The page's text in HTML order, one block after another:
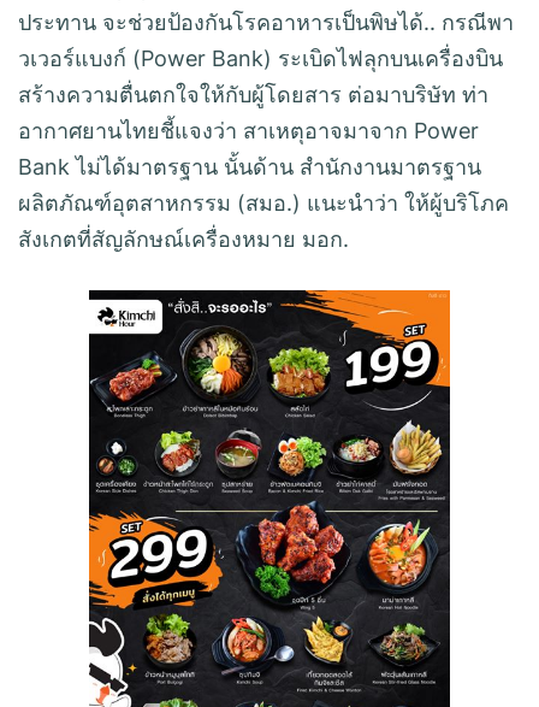
ประทาน จะช่วยป้องกันโรคอาหารเป็นพิษได้.. กรณีพา
วเวอร์แบงก์ (Power Bank) ระเบิดไฟลุกบนเครื่องบิน
สร้างความตื่นตกใจให้กับผู้โดยสาร ต่อมาบริษัท ท่า
อากาศยานไทยชี้แจงว่า สาเหตุอาจมาจาก Power
Bank ไม่ได้มาตรฐาน นั้นด้าน สำนักงานมาตรฐาน
ผลิตภัณฑ์อุตสาหกรรม (สมอ.) แนะนำว่า ให้ผู้บริโภค
สังเกตที่สัญลักษณ์เครื่องหมาย มอก.